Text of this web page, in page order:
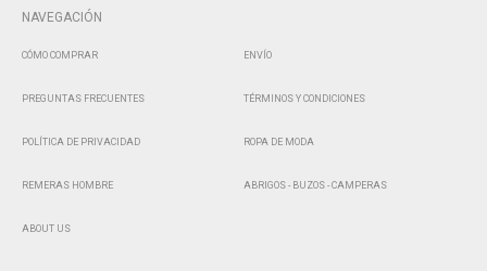
NAVEGACIÓN
CÓMO COMPRAR ENVÍO
PREGUNTAS FRECUENTES TÉRMINOS Y CONDICIONES
POLÍTICA DE PRIVACIDAD ROPA DE MODA
REMERAS HOMBRE ABRIGOS - BUZOS - CAMPERAS
ABOUT US